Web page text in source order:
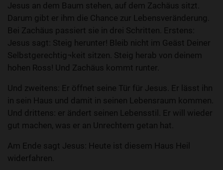
Jesus an dem Baum stehen, auf dem Zachäus sitzt.
Darum gibt er ihm die Chance zur Lebensveränderung.
Bei Zachäus passiert sie in drei Schritten. Erstens:
Jesus sagt: Steig herunter! Bleib nicht im Geäst Deiner
Selbstgerechtig¬keit sitzen. Steig herab von deinem
hohen Ross! Und Zachäus kommt runter.
Und zweitens: Er öffnet seine Tür für Jesus. Er lässt ihn
in sein Haus und damit in seinen Lebensraum kommen.
Und drittens: er ändert seinen Lebensstil. Er will wieder
gut machen, was er an Unrechtem getan hat.
Am Ende sagt Jesus: Heute ist diesem Haus Heil
widerfahren.